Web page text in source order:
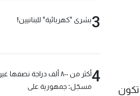
3بشرى "كهربائية" للبنانيين!
4
أكثر من ٨٠٠ ألف دراجة نصفها غير
مسجّل: جمهورية على